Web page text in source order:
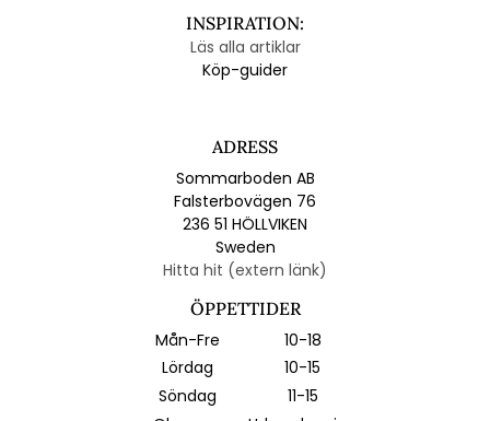
INSPIRATION:
Läs alla artiklar
Köp-guider
ADRESS
Sommarboden AB
Falsterbovägen 76
236 51 HÖLLVIKEN
Sweden
Hitta hit (extern länk)
ÖPPETTIDER
Mån-Fre
10-18
Lördag
10-15
Söndag
11-15